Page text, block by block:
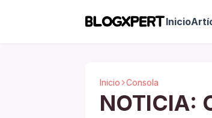
Inicio
Inicio Consola
NOTICIA: